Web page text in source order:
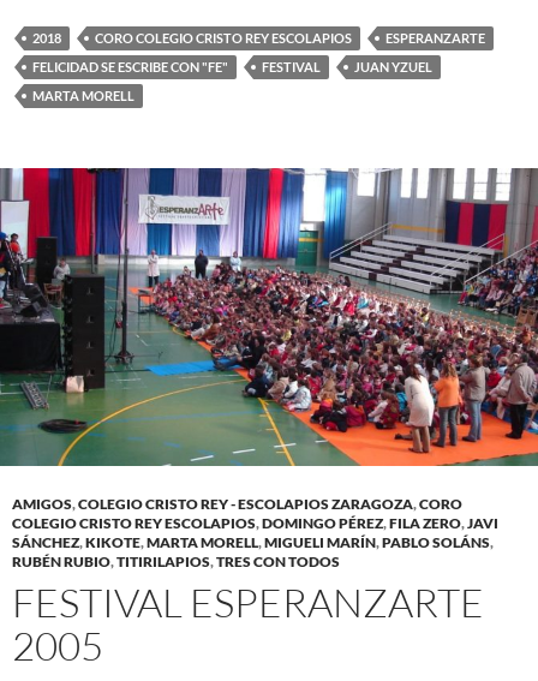
2018 CORO COLEGIO CRISTO REY ESCOLAPIOS
ESPERANZARTE
FELICIDAD SE ESCRIBE CON "FE"
FESTIVAL
JUAN YZUEL
MARTA MORELL
AMIGOS,COLEGIO CRISTO REY - ESCOLAPIOS ZARAGOZA,CORO
COLEGIO CRISTO REY ESCOLAPIOS,DOMINGO PÉREZ,FILA ZERO,JAVI
SÁNCHEZ,KIKOTE,MARTA MORELL,MIGUELI MARÍN,PABLO SOLÁNS,
RUBÉN RUBIO,TITIRILAPIOS,TRES CON TODOS
FESTIVAL ESPERANZARTE
2005